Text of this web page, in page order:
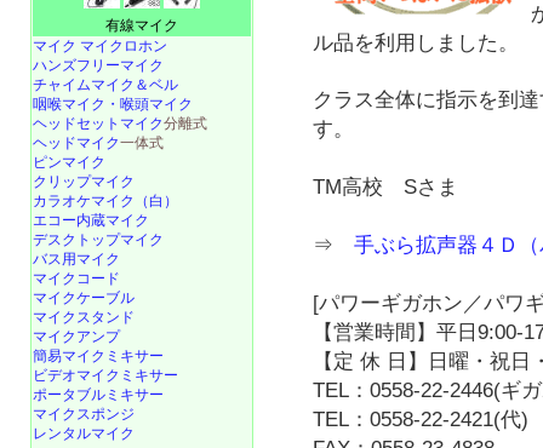
ル品を利用しました。
クラス全体に指示を到
す。
TM高校 Sさま
⇒手ぶら拡声器４Ｄ
[パワーギガホン／パワ
【営業時間】平日9:00-
【定 休 日】日曜・祝日
TEL：0558-22-2446(ギ
TEL：0558-22-2421(代)
有線マイク
マイク マイクロホン
ハンズフリーマイク
チャイムマイク＆ベル
咽喉マイク・喉頭マイク
ヘッドセットマイク分離式
ヘッドマイク一体式
ピンマイク
クリップマイク
カラオケマイク（白）
エコー内蔵マイク
デスクトップマイク
バス用マイク
マイクコード
マイクケーブル
マイクスタンド
マイクアンプ
簡易マイクミキサー
ビデオマイクミキサー
ポータブルミキサー
マイクスポンジ
レンタルマイク